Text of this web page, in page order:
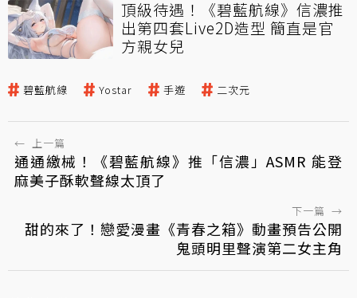
頂級待遇！《碧藍航線》信濃推
出第四套Live2D造型 簡直是官
方親女兒
碧藍航線 Yostar 手遊 二次元
← 上一篇
通通繳械！《碧藍航線》推「信濃」ASMR 能登
麻美子酥軟聲線太頂了
下一篇 →
甜的來了！戀愛漫畫《青春之箱》動畫預告公開
鬼頭明里聲演第二女主角